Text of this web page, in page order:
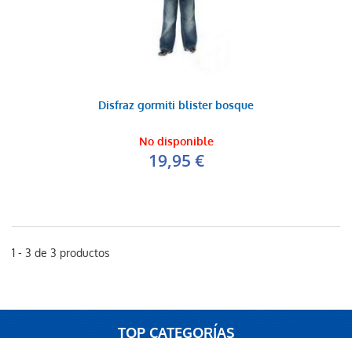
Disfraz gormiti blister bosque
No disponible
19,95 €
1 - 3 de 3 productos
TOP CATEGORÍAS